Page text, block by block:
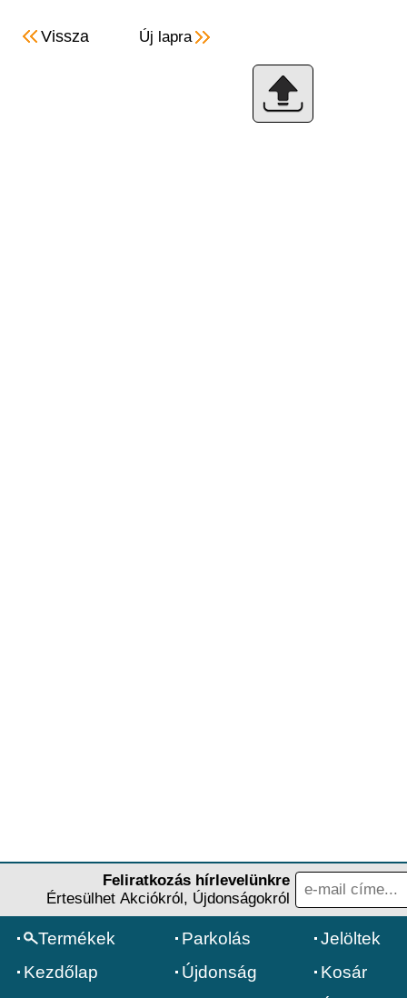
Vissza Új lapra
Feliratkozás hírlevelünkre
Értesülhet Akciókról, Újdonságokról
Termékek
Kezdőlap
Parkolás
Újdonság
Jelöltek
Kosár